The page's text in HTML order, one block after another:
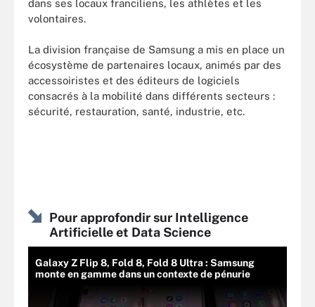
dans ses locaux franciliens, les athlètes et les
volontaires.
La division française de Samsung a mis en place un
écosystème de partenaires locaux, animés par des
accessoiristes et des éditeurs de logiciels
consacrés à la mobilité dans différents secteurs :
sécurité, restauration, santé, industrie, etc.
Pour approfondir sur Intelligence
Artificielle et Data Science
Galaxy Z Flip 8, Fold 8, Fold 8 Ultra : Samsung
monte en gamme dans un contexte de pénurie